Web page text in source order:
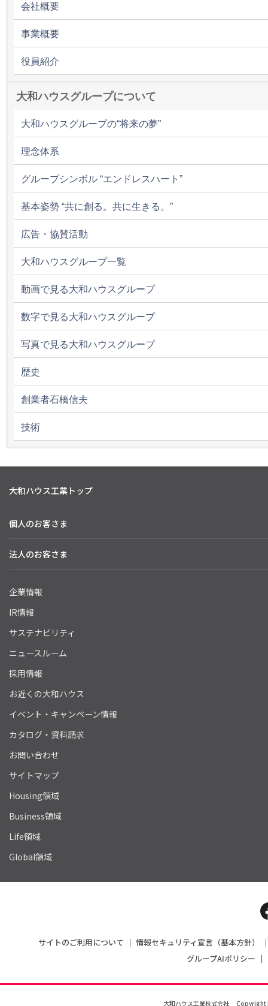
会社概要
事業概要
役員紹介
大和ハウスグループについて
大和ハウスグループの“将来の夢”
理念体系
グループシンボル “エンドレスハート”
基本姿勢 “共に創る。共に生きる。”
広告・協賛活動
大和ハウスグループ一覧
動画で見る大和ハウスグループ
数字で見る大和ハウスグループ
写真で見る大和ハウスグループ
歴史
創業者石橋信夫
技術
大和ハウス工業トップ
個人のお客さま
法人のお客さま
企業情報
IR情報
サステナビリティ
ニュースルーム
採用情報
お近くの大和ハウス
イベント・キャンペーン情報
カタログ・資料請求
お問い合わせ
サイトマップ
Housing領域
Business領域
Life領域
Global領域
サイトのご利用について
情報セキュリティ宣言（基本方針）
グループAIポリシー
大和ハウス工業株式会社 Copyright